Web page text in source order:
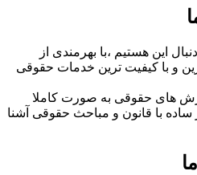
این هستیم ،با بهرمندی از
و با کیفیت ترین خدمات حقوقی
های حقوقی به صورت کاملا
ساده با قانون و مباحث حقوقی آشنا